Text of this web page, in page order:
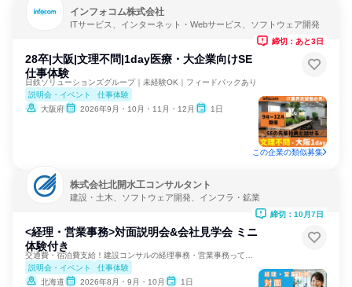
インフォコム株式会社
ITサービス、インターネット・Webサービス、ソフトウェア開発
28卒|大阪|文理不問|1day医療・大企業向けSE
仕事体験
日鉄ソリューションズグループ｜未経験OK｜フィードバックあり
説明会・イベント
仕事体験
大阪府
2026年9月・10月・11月・12月 1日
締切：あと3日
この企業の類似募集
株式会社北開水工コンサルタント
建設・土木、ソフトウェア開発、インフラ・鉱業
<経理・営業事務>対面説明会&会社見学会 ミニ
体験付き
説明会・イベント
仕事体験
北海道
2026年8月・9月・10月 1日
締切：10月7日